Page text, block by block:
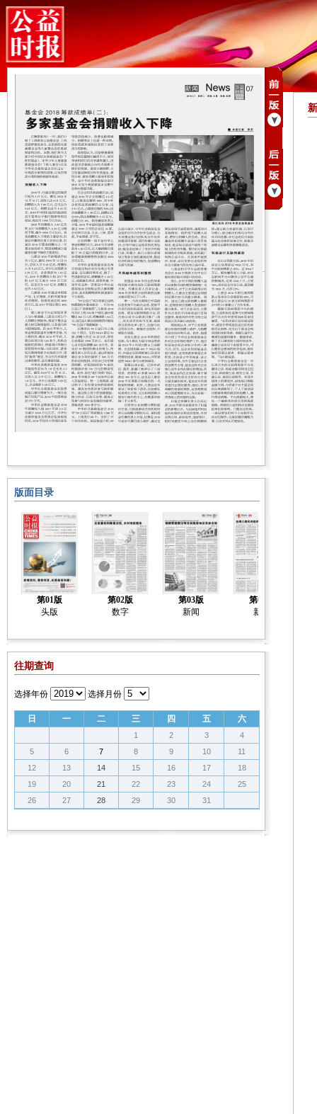
版面目录
第01版
头版
第02版
数字
第03版
新闻
第04版
新闻
往期查询
选择年份 选择月份
日 一 二 三 四 五 六
1 2 3
4
5
6 7 8 9 10
11
12
13 14 15 16 17
18
19
20 21 22 23 24
25
26
27 28 29 30 31